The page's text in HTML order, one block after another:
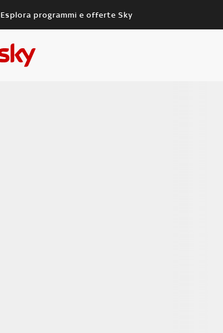
Esplora programmi e offerte Sky